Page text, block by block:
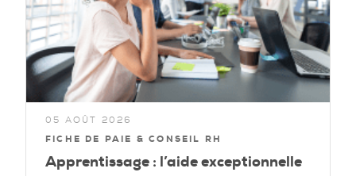
05 AOÛT 2026
FICHE DE PAIE & CONSEIL RH
Apprentissage : l’aide exceptionnelle